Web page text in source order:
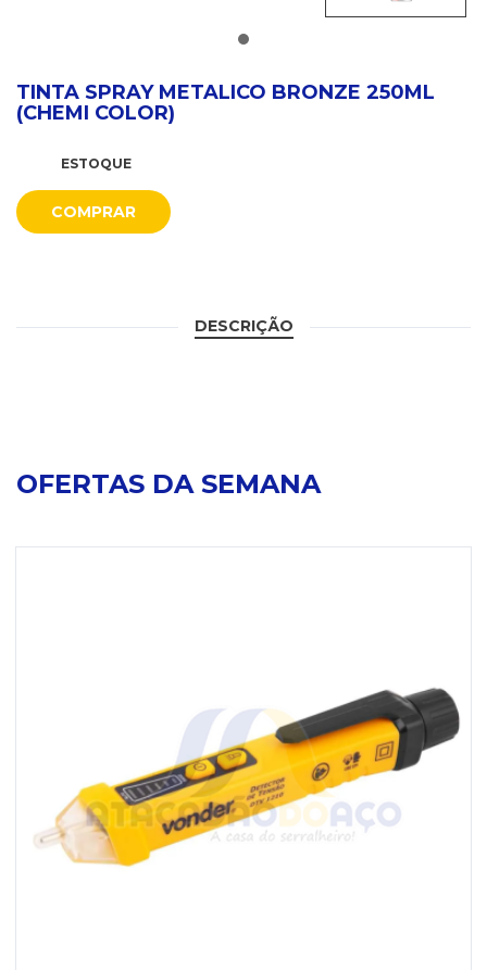
TINTA SPRAY METALICO BRONZE 250ML
(CHEMI COLOR)
ESTOQUE
COMPRAR
DESCRIÇÃO
OFERTAS DA SEMANA